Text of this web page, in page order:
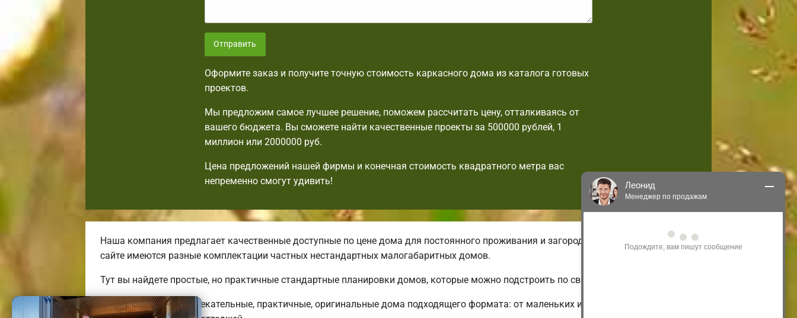
Отправить
Оформите заказ и получите точную стоимость каркасного дома из каталога готовых
проектов.
Мы предложим самое лучшее решение, поможем рассчитать цену, отталкиваясь от
вашего бюджета. Вы сможете найти качественные проекты за 500000 рублей, 1
миллион или 2000000 руб.
Цена предложений нашей фирмы и конечная стоимость квадратного метра вас
непременно смогут удивить!
Наша компания предлагает качественные доступные по цене дома для постоянного проживания и загородные. На нашем онлайн-
сайте имеются разные комплектации частных нестандартных малогабаритных домов.
Тут вы найдете простые, но практичные стандартные планировки домов, которые можно подстроить по своим вкусам.
Мы предлагаем привлекательные, практичные, оригинальные дома подходящего формата: от маленьких и дешевых до больших
Леонид
Менеджер по продажам
Здравствуйте! Я могу
проконсультировать Вас по нашим
акциям и проектам.